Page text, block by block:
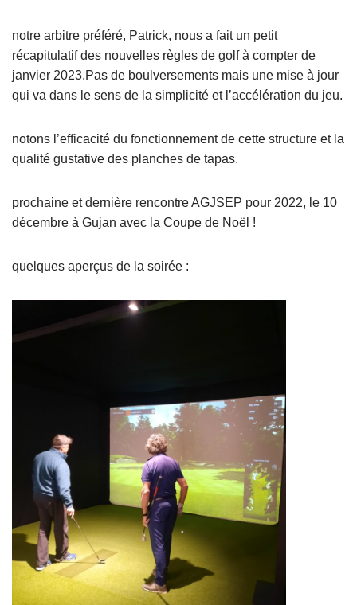
notre arbitre préféré, Patrick, nous a fait un petit
récapitulatif des nouvelles règles de golf à compter de
janvier 2023.Pas de boulversements mais une mise à jour
qui va dans le sens de la simplicité et l’accélération du jeu.
notons l’efficacité du fonctionnement de cette structure et la
qualité gustative des planches de tapas.
prochaine et dernière rencontre AGJSEP pour 2022, le 10
décembre à Gujan avec la Coupe de Noël !
quelques aperçus de la soirée :